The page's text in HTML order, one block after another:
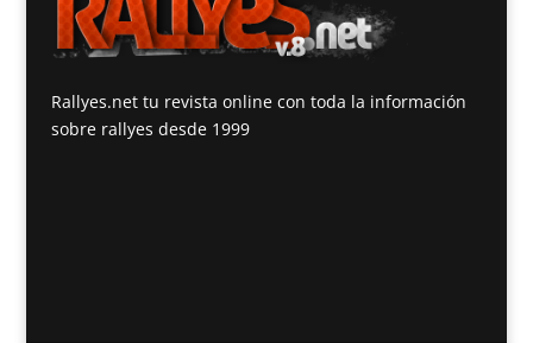
Rallyes.net tu revista online con toda la información
sobre rallyes desde 1999